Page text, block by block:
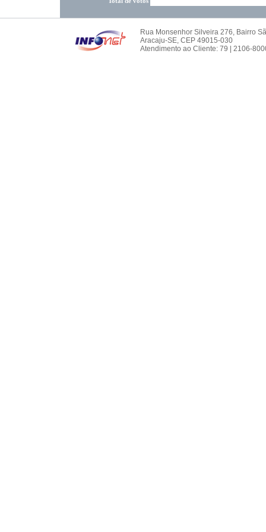
Rua Monsenhor Silveira 276, Bairro
Aracaju-SE, CEP 49015-030
Atendimento ao Cliente: 79 | 2106-